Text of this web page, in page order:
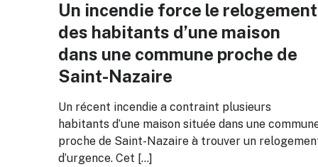
Un incendie force le relogement
des habitants d’une maison
dans une commune proche de
Saint-Nazaire
Un récent incendie a contraint plusieurs
habitants d’une maison située dans une
proche de Saint-Nazaire à trouver un
d’urgence. Cet […]